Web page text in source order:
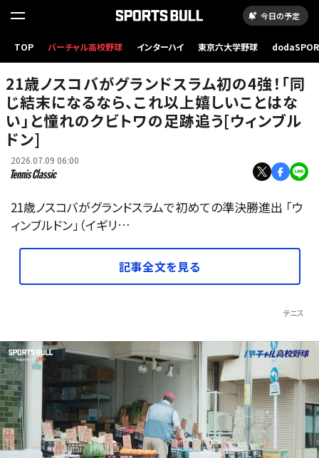
今日の予定
TOP バーチャル高校野球 インターハイ 東京六大学野球
21歳ノスコバがグランドスラム初の4強！「同
じ結末になるなら、これ以上嬉しいことはな
い」と憧れのクビトワの足跡追う[ウィンブル
ドン]
2026.07.09 06:00
21歳ノスコバがグランドスラムで初めての準決勝進出 「ウ
ィンブルドン」（イギリ…
記事全文を見る
テニス